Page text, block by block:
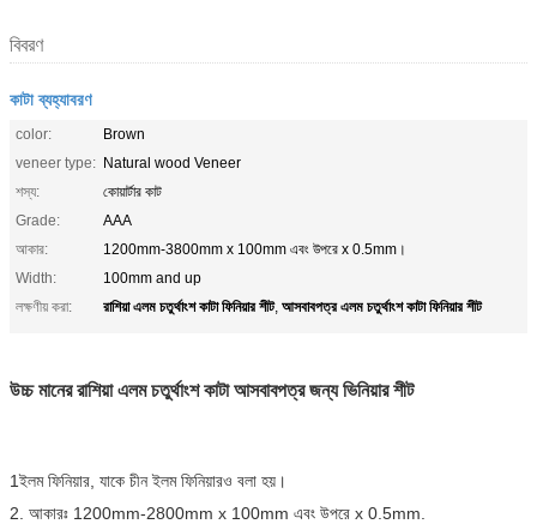
বিবরণ
কাটা ব্যহ্যাবরণ
color:
Brown
veneer type: Natural wood Veneer
শস্য:
কোয়ার্টার কাট
Grade:
AAA
আকার:
1200mm-3800mm x 100mm এবং উপরে x 0.5mm।
Width:
100mm and up
লক্ষণীয় করা:
রাশিয়া এলম চতুর্থাংশ কাটা ফিনিয়ার শীট, আসবাবপত্র এলম চতুর্থাংশ কাটা ফিনিয়ার শীট
উচ্চ মানের রাশিয়া এলম চতুর্থাংশ কাটা আসবাবপত্র জন্য ভিনিয়ার শীট
1ইলম ফিনিয়ার, যাকে চীন ইলম ফিনিয়ারও বলা হয়।
2. আকারঃ 1200mm-2800mm x 100mm এবং উপরে x 0.5mm.